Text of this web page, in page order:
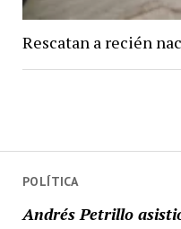
POLÍTICA
Andrés Petrillo
Rescatan a recién